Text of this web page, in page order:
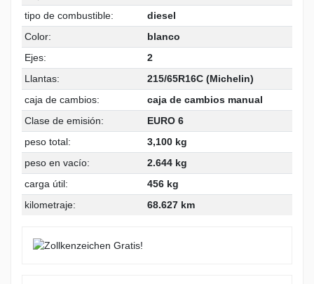
tipo de combustible:
diesel
Color:
blanco
Ejes:
2
Llantas:
215/65R16C (Michelin)
caja de cambios:
caja de cambios manual
Clase de emisión:
EURO 6
peso total:
3,100 kg
peso en vacío:
2.644 kg
carga útil:
456 kg
kilometraje:
68.627 km